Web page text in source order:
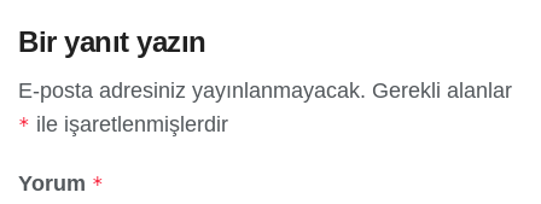
Bir yanıt yazın
E-posta adresiniz yayınlanmayacak. Gerekli alanlar
* ile işaretlenmişlerdir
Yorum *